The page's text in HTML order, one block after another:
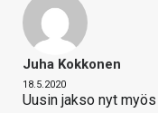
Juha Kokkonen
18.5.2020
Uusin jakso nyt